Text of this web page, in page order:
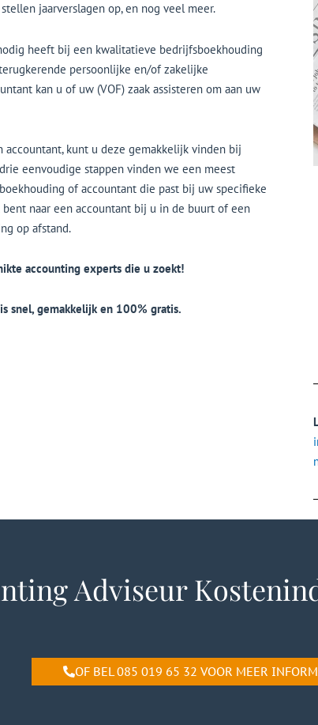
jaarverslagen op, en nog veel meer.
heeft bij een kwalitatieve bedrijfsboekhouding
persoonlijke en/of zakelijke
kan u of uw (VOF) zaak assisteren om aan uw
accountant, kunt u deze gemakkelijk vinden bij
eenvoudige stappen vinden we een meest
of accountant die past bij uw specifieke
naar een accountant bij u in de buurt of een
op afstand.
accounting experts die u zoekt!
snel, gemakkelijk en 100% gratis.
Adviseur
OF BEL 085 019 65 32 VOOR MEER